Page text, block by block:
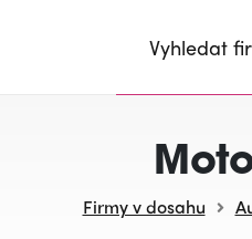
Vyhledat
Firmy v dosahu